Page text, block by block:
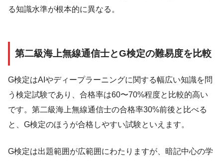
る知識水準が根本的に異なる。
第二級海上無線通信士とG検定の難易度を比較
G検定はAIやディープラーニングに関する幅広い知識を問
う検定試験であり、合格率は60〜70%程度と比較的高い
です。第二級海上無線通信士の合格率30%前後と比べる
と、G検定のほうが合格しやすい試験といえます。
G検定は出題範囲が広範囲にわたりますが、暗記中心の学